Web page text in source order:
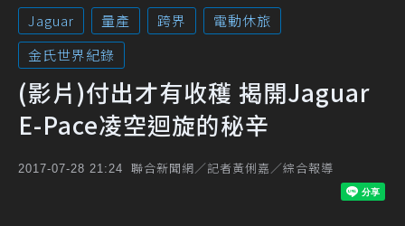
Jaguar 量產 跨界
電動休旅
金氏世界紀錄
(影片)付出才有收穫 揭開Jaguar
E-Pace凌空迴旋的秘辛
2017-07-28 21:24 聯合新聞網／記者黃俐嘉／綜合報導